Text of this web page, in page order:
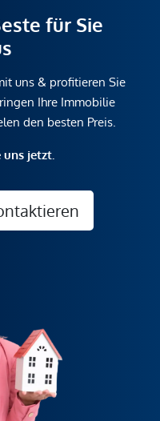
für Sie
uns & profitieren Sie
Ihre Immobilie
den besten Preis.
uns jetzt.